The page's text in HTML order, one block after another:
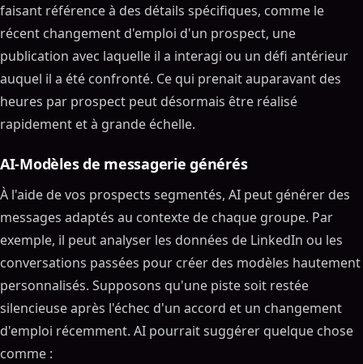
faisant référence à des détails spécifiques, comme le
récent changement d'emploi d'un prospect, une
publication avec laquelle il a interagi ou un défi antérieur
auquel il a été confronté. Ce qui prenait auparavant des
heures par prospect peut désormais être réalisé
rapidement et à grande échelle.
AI-Modèles de messagerie générés
À l'aide de vos prospects segmentés, AI peut générer des
messages adaptés au contexte de chaque groupe. Par
exemple, il peut analyser les données de LinkedIn ou les
conversations passées pour créer des modèles hautement
personnalisés. Supposons qu'une piste soit restée
silencieuse après l'échec d'un accord et un changement
d'emploi récemment. AI pourrait suggérer quelque chose
comme :